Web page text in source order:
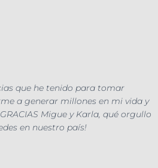
que he tenido para tomar
a generar millones en mi vida y
Migue y Karla, qué orgullo
en nuestro país!